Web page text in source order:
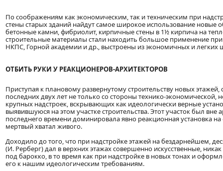
По соображениям как экономическим, так и техническим при
стены старых зданий найдут самое широкое использование новые
бетонные камни, фибриолит, кирпичные стены в 1½ кирпича на
строительные материалы стали находить большое применение
НКПС, Горной академии и др., выстроены из экономичных и легких
ОТБИТЬ РУКИ У РЕАКЦИОНЕРОВ-АРХИТЕКТОРОВ
Приступая к плановому развернутому строительству новых
последних двух лет не только со стороны технико-экономической,
крупных надстроек, вскрывающих как идеологически верные
выявившуюся на этом участке строительства. Этот участок был
последнего времени доминировала явно реакционная установка
мертвый хватал живого.
Доходило до того, что при надстройке этажей на бездарнейшем,
(И. Рерберг) дал в верхних этажах совершенно искусственные,
под барокко, в то время как при надстройке в новых тонах и
его к нашим идеологическим требованиям.